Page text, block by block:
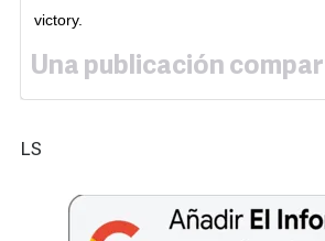
victory.
Una publicación
LS